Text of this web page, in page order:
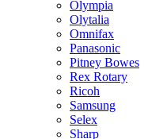
Olympia
Olytalia
Omnifax
Panasonic
Pitney Bowes
Rex Rotary
Ricoh
Samsung
Selex
Sharp